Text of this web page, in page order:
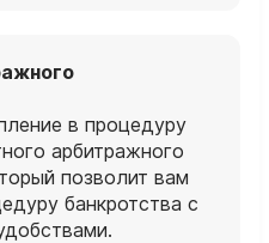
в процедуру
арбитражного
позволит вам
банкротства с